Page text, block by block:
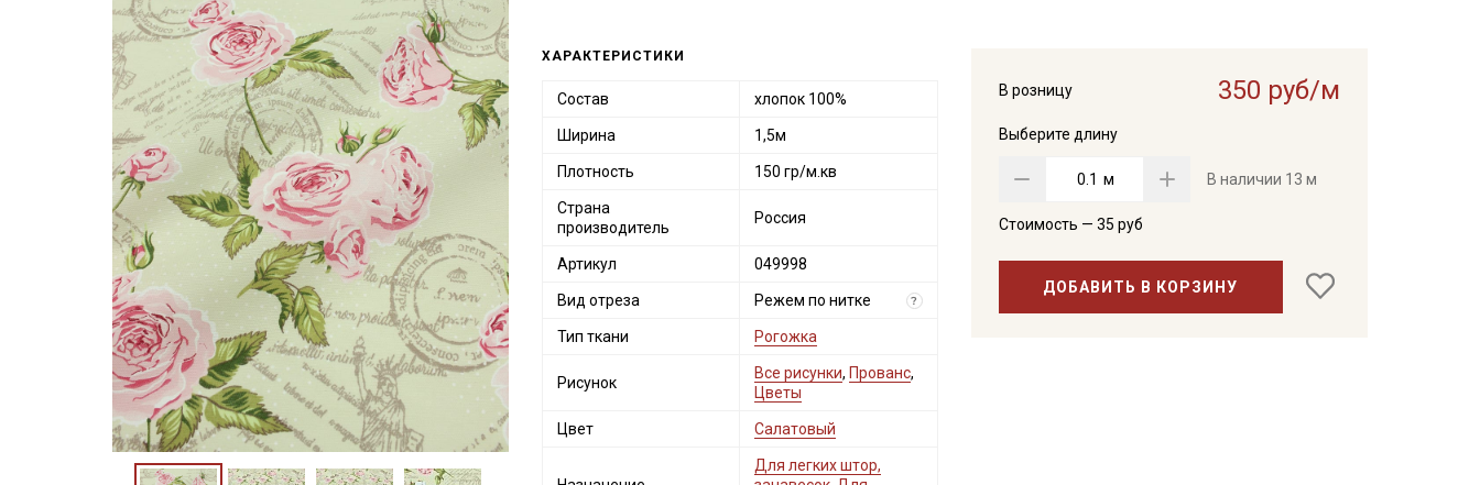
В розницу 350 руб/м
Выберите длину
м В наличии 13 м
Стоимость — 35 руб
ДОБАВИТЬ В КОРЗИНУ
ХАРАКТЕРИСТИКИ
Состав хлопок 100%
Ширина 1,5м
Плотность 150 гр/м.кв
Страна
производитель
Россия
Артикул 049998
Вид отреза Режем по нитке ?
Тип ткани Рогожка
Рисунок
Все рисунки, Прованс,
Цветы
Цвет Салатовый
Для легких штор,